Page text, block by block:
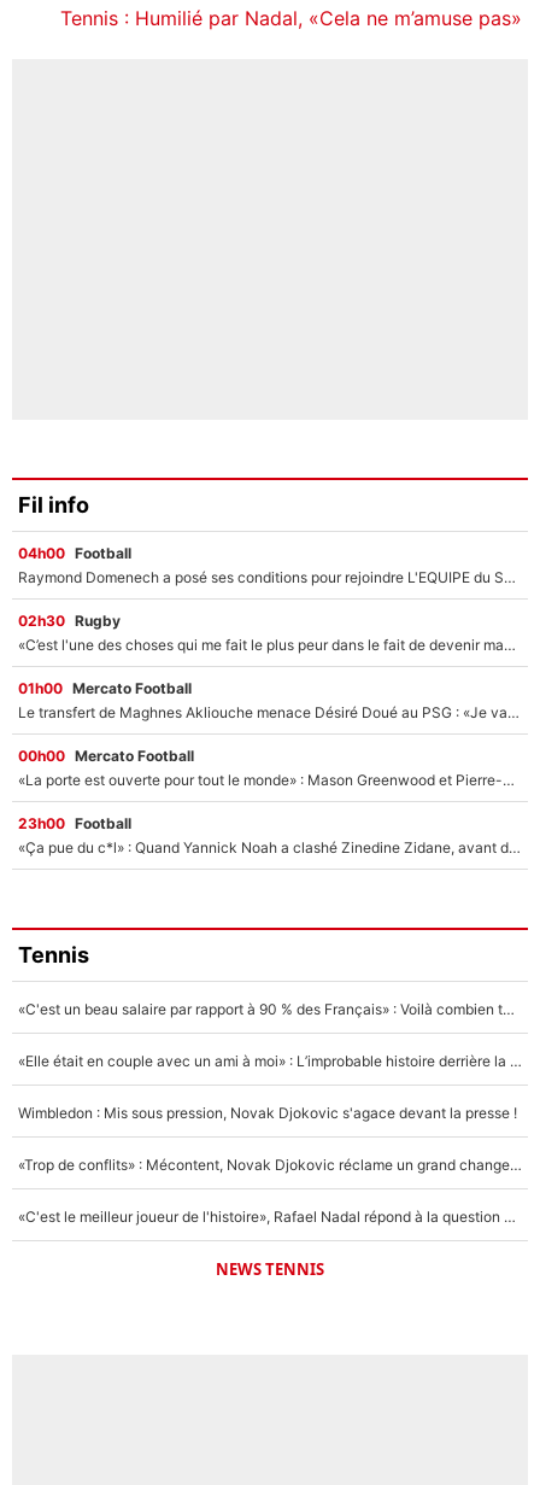
Tennis : Humilié par Nadal, «Cela ne m’amuse pas»
Fil info
04h00 Football
Raymond Domenech a posé ses conditions pour rejoindre L'EQUIPE du Soir : Il refuse de faire l'émission avec un autre chroniqueur !
02h30 Rugby
«C’est l'une des choses qui me fait le plus peur dans le fait de devenir maman» : En couple avec Antoine Dupont, Iris Mittenaere s'inquiète déjà pour ses futurs enfants !
01h00 Mercato Football
Le transfert de Maghnes Akliouche menace Désiré Doué au PSG : «Je valide à 200%»
00h00 Mercato Football
«La porte est ouverte pour tout le monde» : Mason Greenwood et Pierre-Emerick Aubameyang ont quitté l'OM, Amine Gouiri balance sur la suite du mercato et sur la réaction du vestiaire !
23h00 Football
«Ça pue du c*l» : Quand Yannick Noah a clashé Zinedine Zidane, avant de se faire recadrer par le nouveau sélectionneur de l'équipe de France !
Tennis
«C'est un beau salaire par rapport à 90 % des Français» : Voilà combien touchait Nelson Monfort sur France Télévisions avant de rejoindre CNews
«Elle était en couple avec un ami à moi» : L’improbable histoire derrière la «seule relation longue» de Novak Djokovic
Wimbledon : Mis sous pression, Novak Djokovic s'agace devant la presse !
«Trop de conflits» : Mécontent, Novak Djokovic réclame un grand changement !
«C'est le meilleur joueur de l'histoire», Rafael Nadal répond à la question que tout le monde se pose !
NEWS TENNIS